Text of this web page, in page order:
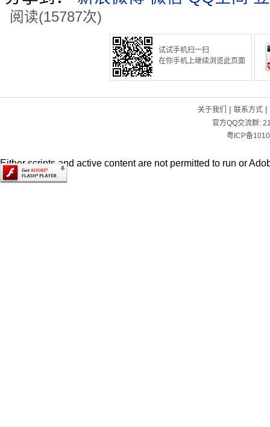
阅读(15787次)
试试手机扫一扫
在你手机上继续浏览此页面
关于我们 | 联系方式|
官方QQ交流群:
粤ICP备
Either scripts and active content are not permitted to run or